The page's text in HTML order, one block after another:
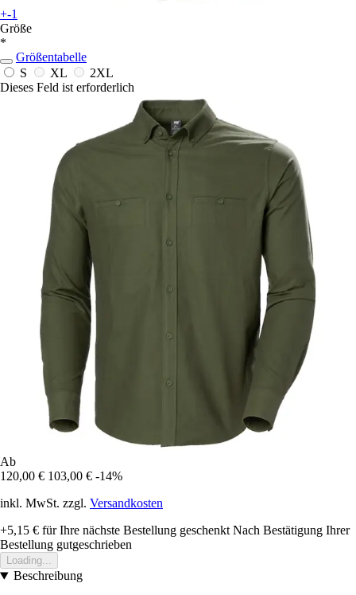
+-1
Größe
*
Größentabelle
S
XL
2XL
Dieses Feld ist erforderlich
Ab
120,00 € 103,00 € -14%
inkl. MwSt. zzgl. Versandkosten
+5,15 € für Ihre nächste Bestellung geschenkt Nach Bestätigung Ihrer
Bestellung gutgeschrieben
Loading...
Beschreibung